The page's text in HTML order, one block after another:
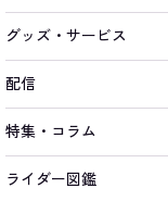
グッズ・サービス
配信
特集・コラム
ライダー図鑑